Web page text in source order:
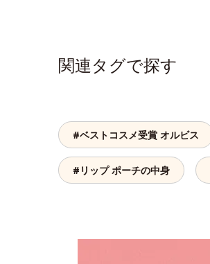
関連タグで探す
#ベストコスメ受賞 オルビス
#リップ ポーチの中身